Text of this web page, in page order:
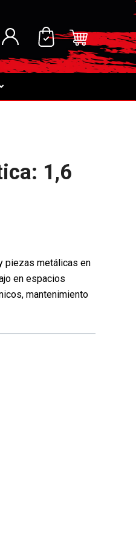
1,6
piezas metálicas en
en espacios
mantenimiento